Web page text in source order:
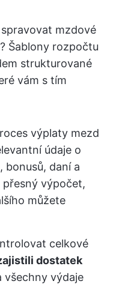
mzdové
Šablony rozpočtu
strukturované
vám s tím
výplaty mezd
údaje o
bonusů, daní a
přesný výpočet,
můžete
celkové
dostatek
všechny výdaje